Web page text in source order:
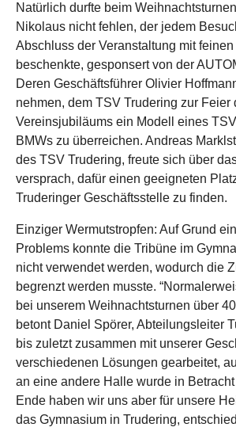
Natürlich durfte beim
Nikolaus nicht fehlen, der jedem
Abschluss der Veranstaltung mit
beschenkte, gesponsert von der
Deren Geschäftsführer Olivier
nehmen, dem TSV Trudering zur Feier
Vereinsjubiläums ein Modell eines
BMWs zu überreichen. Andreas
des TSV Trudering, freute sich über
versprach, dafür einen geeigneten
Truderinger Geschäftsstelle zu finden.
Einziger Wermutstropfen: Auf Grund
Problems konnte die Tribüne im
nicht verwendet werden, wodurch die
begrenzt werden musste.
bei unserem Weihnachtsturnen über
betont Daniel Spörer, Abteilungsleiter
bis zuletzt zusammen mit unserer
verschiedenen Lösungen gearbeitet,
an eine andere Halle wurde in
Ende haben wir uns aber für unsere
das Gymnasium in Trudering,